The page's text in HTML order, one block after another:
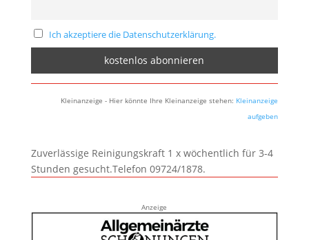
Ich akzeptiere die Datenschutzerklärung.
Kleinanzeige - Hier könnte Ihre Kleinanzeige stehen: Kleinanzeige
aufgeben
Zuverlässige Reinigungskraft 1 x wöchentlich für 3-4
Stunden gesucht.Telefon 09724/1878.
Anzeige